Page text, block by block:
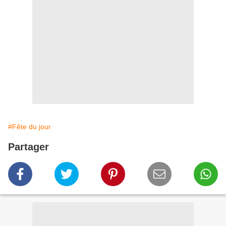
#Fête du jour
Partager